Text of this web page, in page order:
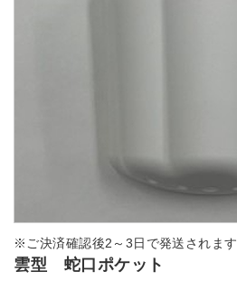
※ご決済確認後2～3日で発送されます
雲型 蛇口ポケット